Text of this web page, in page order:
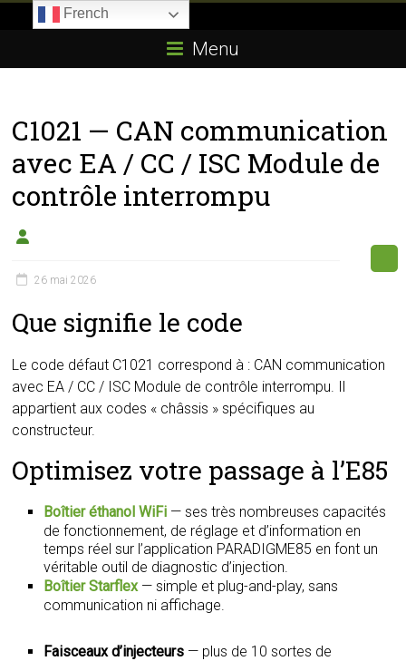
E85.com
passion
boîtier
éthanol
Menu
C1021 — CAN communication
avec EA / CC / ISC Module de
contrôle interrompu
26 mai 2026
Que signifie le code
Le code défaut C1021 correspond à : CAN communication
avec EA / CC / ISC Module de contrôle interrompu. Il
appartient aux codes « châssis » spécifiques au
constructeur.
Optimisez votre passage à l’E85
Boîtier éthanol WiFi — ses très nombreuses capacités
de fonctionnement, de réglage et d’information en
temps réel sur l’application PARADIGME85 en font un
véritable outil de diagnostic d’injection.
Boîtier Starflex— simple et plug-and-play, sans
communication ni affichage.
Faisceaux d’injecteurs — plus de 10 sortes de
French